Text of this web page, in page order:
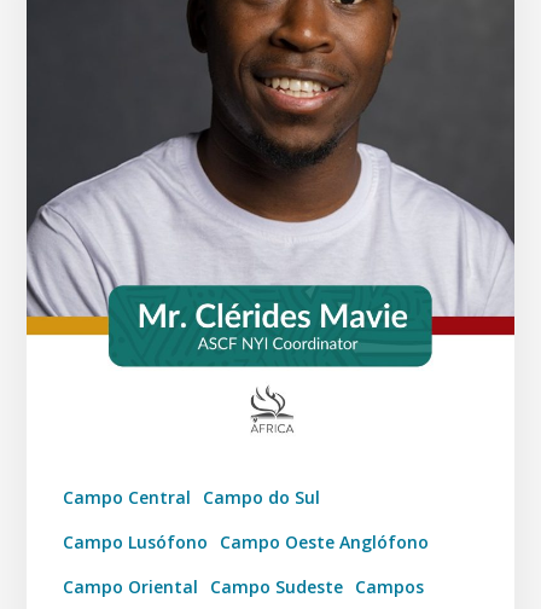
Campo Central
Campo do Sul
Campo Lusófono
Campo Oeste Anglófono
Campo Oriental
Campo Sudeste Campos